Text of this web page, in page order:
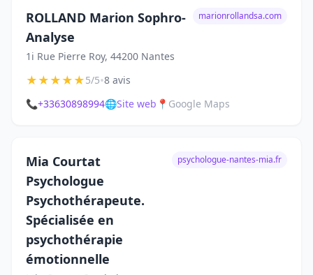
ROLLAND Marion Sophro-
Analyse
1i Rue Pierre Roy, 44200 Nantes
marionrollandsa.com
★★★★★5/5•8 avis
📞+33630898994🌐Site web 📍 Google Maps
Mia Courtat
Psychologue
Psychothérapeute.
Spécialisée en
psychothérapie
émotionnelle
psychologue-nantes-mia.fr